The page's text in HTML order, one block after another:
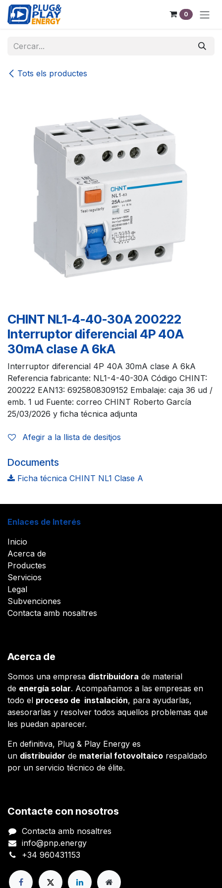
Skip to Content
0
Tots els productes
CHINT NL1-4-40-30A 200222
Interruptor diferencial 4P 40A
30mA clase A 6kA
Interruptor diferencial 4P 40A 30mA clase A 6kA
Referencia fabricante: NL1-4-40-30A Código CHINT:
200222 EAN13: 6925808309152 Embalaje: caja 36 ud /
emb. 1 ud Fuente: correo CHINT Roberto García
25/03/2026 y ficha técnica adjunta
Afegir a la llista de desitjos
Documents
Ficha técnica CHINT NL1 Clase A
Enlaces de Interés
Inicio
Acerca de
Productes
Servicios
Legal
Subvenciones
Contacta amb nosaltres
Acerca de
Somos una empresa distribuidora de material
de energía solar. Acompañamos a las empresas en
todo el proceso de instalación, para ayudarlas,
asesorarlas y resolver todos aquellos problemas que
les puedan aparecer.
En definitiva, Plug & Play Energy es
un distribuidor de material fotovoltaico respaldado
por un servicio técnico de élite.
Contacte con nosotros
Contacta amb nosaltres
info@pnp.energy
+34 960431153